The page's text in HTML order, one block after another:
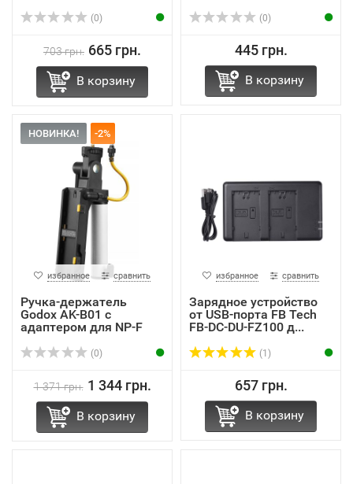
(0)
703 грн. 665 грн.
В корзину
(0)
445 грн.
В корзину
НОВИНКА! -2%
избранное сравнить
Ручка-держатель
Godox AK-B01 с
адаптером для NP-F
(0)
1 371 грн. 1 344 грн.
В корзину
избранное сравнить
Зарядное устройство
от USB-порта FB Tech
FB-DC-DU-FZ100 д...
(1)
657 грн.
В корзину